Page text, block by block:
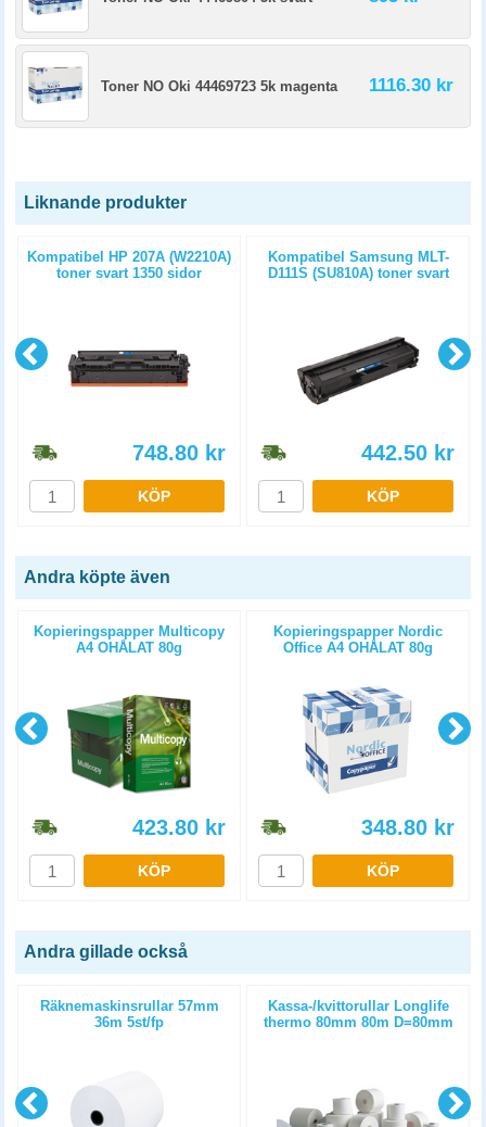
Toner NO Oki 44469723 5k magenta 1116.30 kr
Liknande produkter
Kompatibel HP 207A (W2210A)
toner svart 1350 sidor
748.80 kr
KÖP
Kompatibel Samsung MLT-
D111S (SU810A) toner svart
442.50 kr
KÖP
Andra köpte även
Kopieringspapper Multicopy
A4 OHÅLAT 80g
423.80 kr
KÖP
Kopieringspapper Nordic
Office A4 OHÅLAT 80g
348.80 kr
KÖP
Andra gillade också
Räknemaskinsrullar 57mm
36m 5st/fp
Kassa-/kvittorullar Longlife
thermo 80mm 80m D=80mm